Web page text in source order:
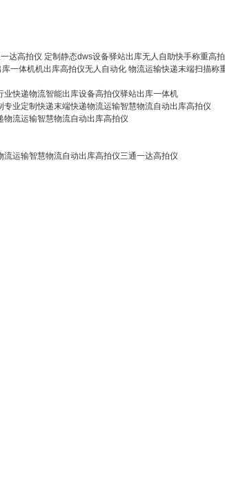
定制静态dws设备驿站出库无人自助快手称重高
物流运输快递末端扫描称
业快递物流智能出库设备高拍仪驿站出库一体机
专业定制快递末端快递物流运输智慧物流自动出库高拍仪
物流运输智慧物流自动出库高拍仪
流运输智慧物流自动出库高拍仪三通一达高拍仪